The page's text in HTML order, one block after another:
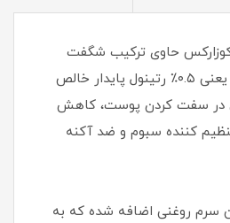
روغن رتینول ۰.۵ کوزارکس حاوی ترکیب شگفت
انگیز مراقبت از پوست یعنی ۰.۵٪ رتینول پایدار خالص
در سفت کردن پوست، کاهش
کننده سبوم و ضد آکنه
سرم روغنی اضافه شده که به